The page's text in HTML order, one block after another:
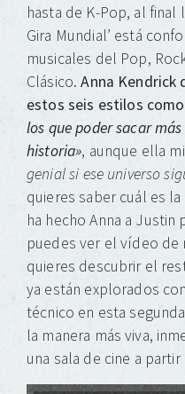
hasta de K-Pop, al final
Gira Mundial’ está
musicales del Pop,
Clásico.Anna Kendrick
estos seis estilos
los que poder sacar
historia», aunque ella
genial si ese universo
quieres saber cuál es
ha hecho Anna a Justin
puedes ver el vídeo de
quieres descubrir el
ya están explorados
técnico en esta
la manera más viva,
una sala de cine a